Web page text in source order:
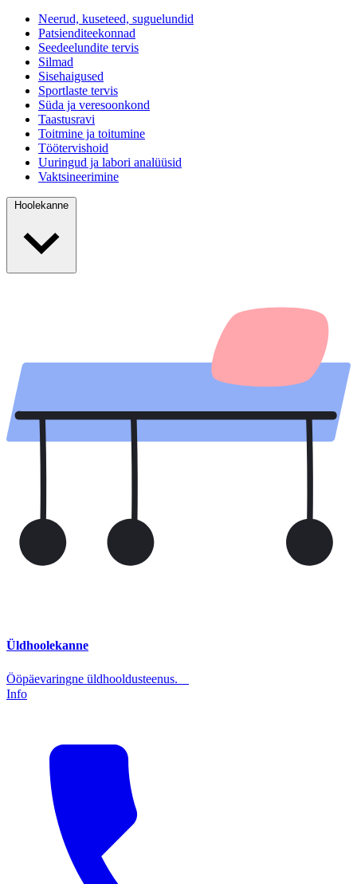
Neerud, kuseteed, suguelundid
Patsienditeekonnad
Seedeelundite tervis
Silmad
Sisehaigused
Sportlaste tervis
Süda ja veresoonkond
Taastusravi
Toitmine ja toitumine
Töötervishoid
Uuringud ja labori analüüsid
Vaktsineerimine
Hoolekanne
Üldhoolekanne
Ööpäevaringne üldhooldusteenus.
Info